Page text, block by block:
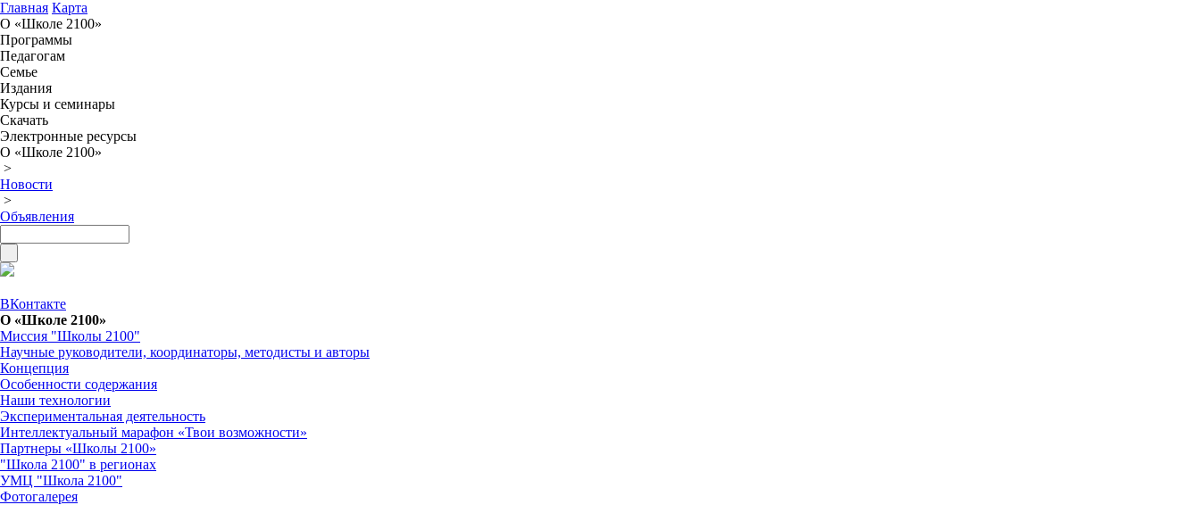
Главная Карта
О «Школе 2100»
Программы
Педагогам
Семье
Издания
Курсы и семинары
Скачать
Электронные ресурсы
О «Школе 2100»
>
Новости
>
Объявления
ВКонтакте
О «Школе 2100»
Миссия "Школы 2100"
Научные руководители, координаторы, методисты и авторы
Концепция
Особенности содержания
Наши технологии
Экспериментальная деятельность
Интеллектуальный марафон «Твои возможности»
Партнеры «Школы 2100»
"Школа 2100" в регионах
УМЦ "Школа 2100"
Фотогалерея